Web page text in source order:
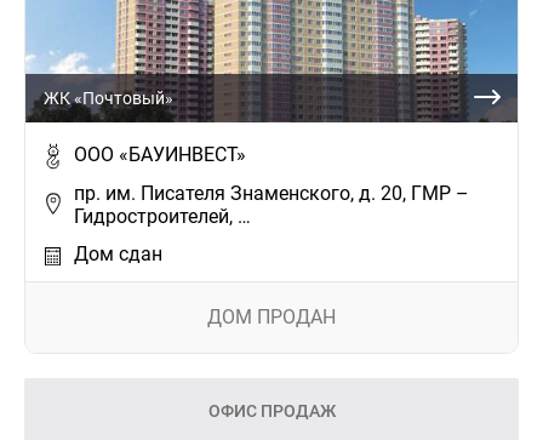
ЖК «Почтовый»
ООО «БАУИНВЕСТ»
пр. им. Писателя Знаменского, д. 20, ГМР –
Гидростроителей, …
Дом сдан
ДОМ ПРОДАН
ОФИС ПРОДАЖ